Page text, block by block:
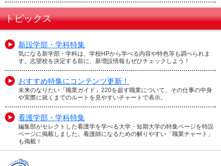
トピックス
新設学部・学科特集
気になる新学部・学科は、学校HPから学べる内容や特色等も調べられま
す。志望校を決定する前に、新増設情報もぜひチェックしよう！
おすすめ特集にコンテンツ更新！
未来のなりたい「職業ガイド」220を超す職業について、その仕事の中身
や実際に就くまでのルートを見やすいチャートで表示。
看護学部・学科特集
編集部がセレクトした看護学を学べる大学・短期大学の特集ページを特設
ページに掲載しました。看護師になるための解りやすい「職業チャート」
も掲載！